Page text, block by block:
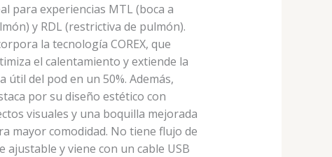
para experiencias MTL (boca a
y RDL (restrictiva de pulmón).
la tecnología COREX, que
el calentamiento y extiende la
útil del pod en un 50%. Además,
por su diseño estético con
visuales y una boquilla mejorada
mayor comodidad. No tiene flujo de
ajustable y viene con un cable USB